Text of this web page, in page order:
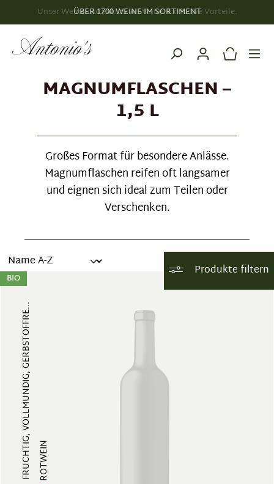
springen
Unser Weinclub: Exklusive Weine. Exklusive Vorteile.
MAGNUMFLASCHEN –
1,5 L
Großes Format für besondere Anlässe.
Magnumflaschen reifen oft langsamer
und eignen sich ideal zum Teilen oder
Verschenken.
Produkte filtern
BIO
FRUCHTIG, VOLLMUNDIG, GERBSTOFFRE... ROTWEIN